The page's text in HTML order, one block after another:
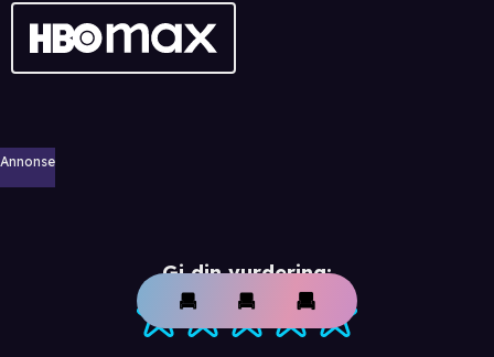
Annonse
Gi din vurdering: